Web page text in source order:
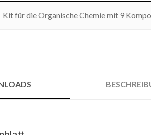
Kit für die Organische Chemie mit 9